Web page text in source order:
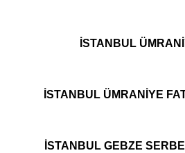
İSTANBUL
İSTANBUL ÜMRANİYE
İSTANBUL GEBZE